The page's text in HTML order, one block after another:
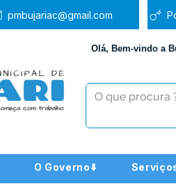
pmbujariac@gmail.com
Olá, Bem-vindo a
O Governo⬇️